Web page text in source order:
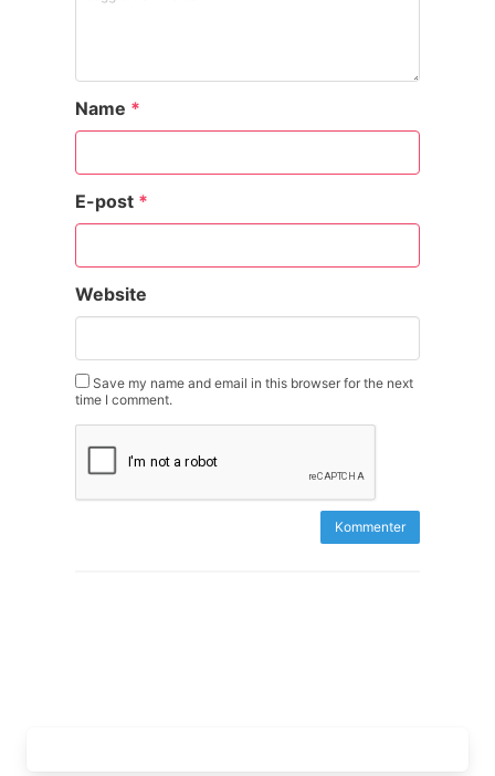
Name *
E-post *
Website
Save my name and email in this browser for the next
time I comment.